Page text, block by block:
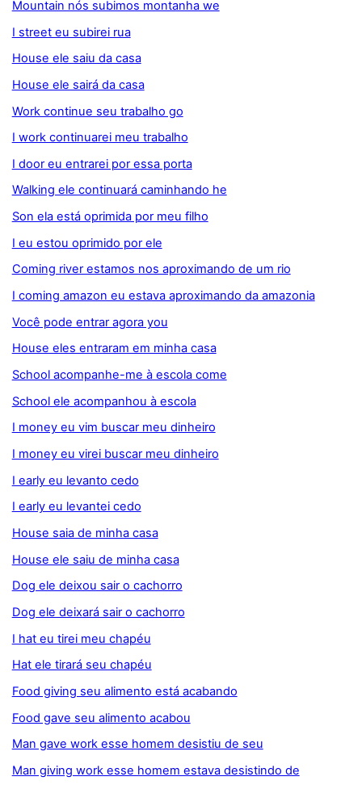
Mountain nós subimos montanha we
I street eu subirei rua
House ele saiu da casa
House ele sairá da casa
Work continue seu trabalho go
I work continuarei meu trabalho
I door eu entrarei por essa porta
Walking ele continuará caminhando he
Son ela está oprimida por meu filho
I eu estou oprimido por ele
Coming river estamos nos aproximando de um rio
I coming amazon eu estava aproximando da amazonia
Você pode entrar agora you
House eles entraram em minha casa
School acompanhe-me à escola come
School ele acompanhou à escola
I money eu vim buscar meu dinheiro
I money eu virei buscar meu dinheiro
I early eu levanto cedo
I early eu levantei cedo
House saia de minha casa
House ele saiu de minha casa
Dog ele deixou sair o cachorro
Dog ele deixará sair o cachorro
I hat eu tirei meu chapéu
Hat ele tirará seu chapéu
Food giving seu alimento está acabando
Food gave seu alimento acabou
Man gave work esse homem desistiu de seu
Man giving work esse homem estava desistindo de